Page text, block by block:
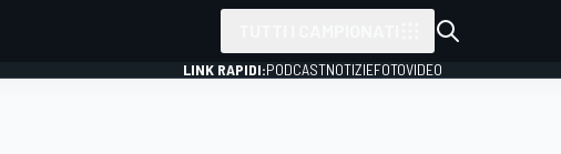
LINK RAPIDI:PODCASTNOTIZIEFOTOVIDEO